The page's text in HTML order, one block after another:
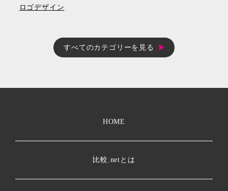
ロゴデザイン
すべてのカテゴリーを見る
HOME
比較.netとは